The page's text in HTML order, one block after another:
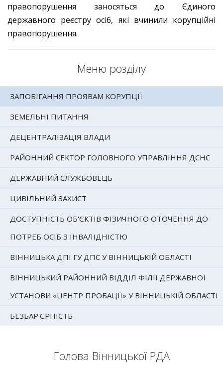
Меню розділу
ЗАПОБІГАННЯ ПРОЯВАМ КОРУПЦІЇ
ЗЕМЕЛЬНІ ПИТАННЯ
ДЕЦЕНТРАЛІЗАЦІЯ ВЛАДИ
РАЙОННИЙ СЕКТОР ГОЛОВНОГО УПРАВЛІННЯ ДСНС
ДЕРЖАВНИЙ СЛУЖБОВЕЦЬ
ЦИВІЛЬНИЙ ЗАХИСТ
ДОСТУПНІСТЬ ОБ'ЄКТІВ ФІЗИЧНОГО ОТОЧЕННЯ ДО
ПОТРЕБ ОСІБ З ІНВАЛІДНІСТЮ
ВІННИЦЬКА ДПІ ГУ ДПС У ВІННИЦЬКІЙ ОБЛАСТІ
ВІННИЦЬКИЙ РАЙОННИЙ ВІДДІЛ ФІЛІЇ ДЕРЖАВНОЇ
УСТАНОВИ «ЦЕНТР ПРОБАЦІЇ» У ВІННИЦЬКІЙ ОБЛАСТІ
БЕЗБАР'ЄРНІСТЬ
Голова Вінницької РДА
правопорушення заносяться до Єдиного
державного реєстру осіб, які вчинили корупційні
правопорушення.